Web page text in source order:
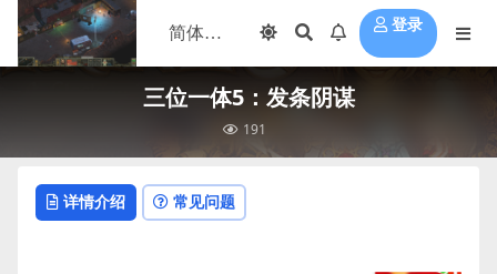
登录
三位一体5：发条阴谋
191
详情介绍 常见问题